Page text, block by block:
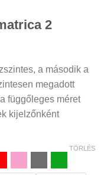
2
Ft
a második a
megadott
függőleges méret
kijelzőnként
TÖRLÉS